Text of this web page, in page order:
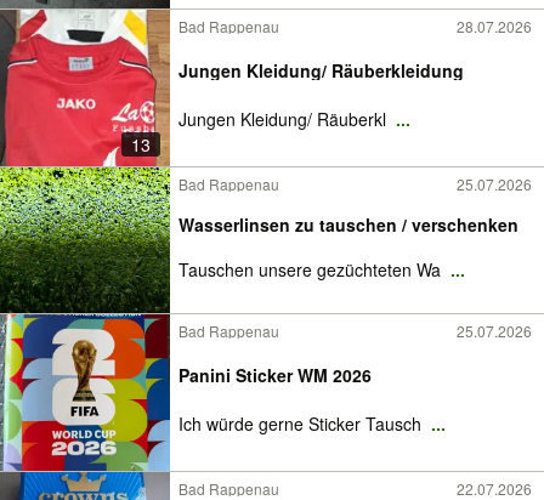
13
Bad Rappenau 28.07.2026
Jungen Kleidung/ Räuberkleidung
Jungen Kleidung/ Räuberkl ...
Bad Rappenau 25.07.2026
Wasserlinsen zu tauschen / verschenken
Tauschen unsere gezüchteten Wa ...
Bad Rappenau 25.07.2026
Panini Sticker WM 2026
Ich würde gerne Sticker Tausch ...
Bad Rappenau 22.07.2026